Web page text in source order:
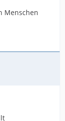
Menschen